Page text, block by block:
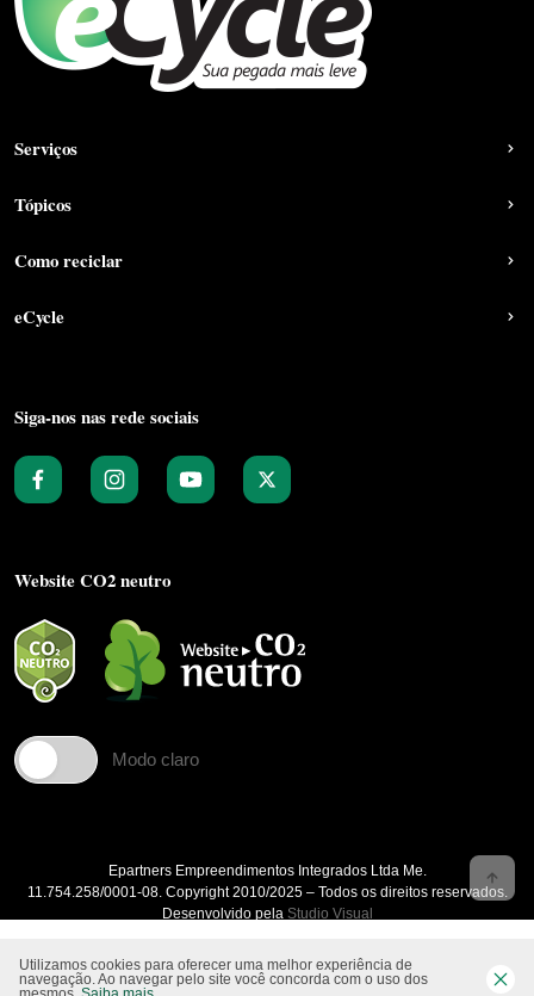
Serviços
Tópicos
Como reciclar
eCycle
Siga-nos nas rede sociais
Website CO2 neutro
Modo claro
Epartners Empreendimentos Integrados Ltda Me.
11.754.258/0001‐08. Copyright 2010/2025 – Todos os direitos reservados.
Desenvolvido pela Studio Visual
Utilizamos cookies para oferecer uma melhor experiência de
navegação. Ao navegar pelo site você concorda com o uso dos